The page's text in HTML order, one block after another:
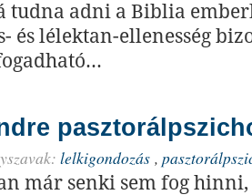
tudna adni a Biblia
és lélektan-ellenesség
lelkigondozás ,
már senki sem fog